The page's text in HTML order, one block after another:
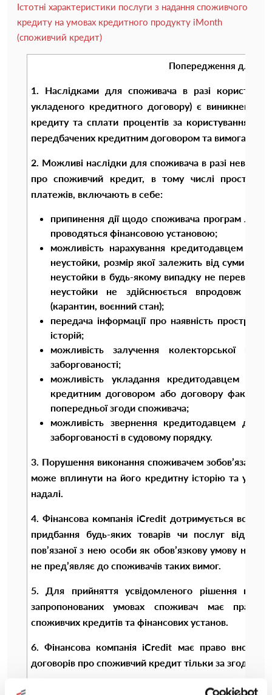
Істотні характеристики послуги з надання споживчого
кредиту на умовах кредитного продукту iMonth
(споживчий кредит)
Попередження для
1. Наслідками для споживача в разі
укладеного кредитного договору) є виникнення
кредиту та сплати процентів за користування
передбачених кредитним договором та вимогами
2. Можливі наслідки для споживача в разі
про споживчий кредит, в тому числі
платежів, включають в себе:
припинення дії щодо споживача програм
проводяться фінансовою установою;
можливість нарахування кредитодавцем
неустойки, розмір якої залежить від суми
неустойки в будь-якому випадку не
неустойки не здійснюється впродовж
(карантин, воєнний стан);
передача інформації про наявність
історій;
можливість залучення колекторської
заборгованості;
можливість укладання кредитодавцем
кредитним договором або договору
попередньої згоди споживача;
можливість звернення кредитодавцем до
заборгованості в судовому порядку.
3. Порушення виконання споживачем
може вплинути на його кредитну історію та
надалі.
4. Фінансова компанія iCredit дотримується
придбання будь-яких товарів чи послуг від
пов’язаної з нею особи як обов’язкову умову
не пред’являє до споживачів таких вимог.
5. Для прийняття усвідомленого рішення
запропонованих умовах споживач має право
споживчих кредитів та фінансових установ.
6. Фінансова компанія iCredit має право
договорів про споживчий кредит тільки за згодою
7. Споживач має можливість відмовитися від